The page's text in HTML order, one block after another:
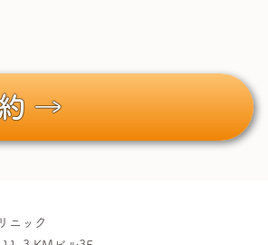
約→
ニック